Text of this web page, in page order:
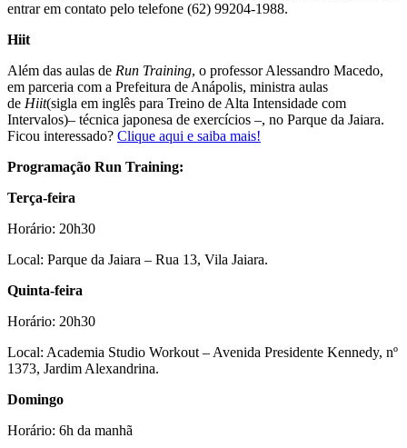
entrar em contato pelo telefone (62) 99204-1988.
Hiit
Além das aulas de Run Training, o professor Alessandro Macedo,
em parceria com a Prefeitura de Anápolis, ministra aulas
de Hiit(sigla em inglês para Treino de Alta Intensidade com
Intervalos)– técnica japonesa de exercícios –, no Parque da Jaiara.
Ficou interessado? Clique aqui e saiba mais!
Programação Run Training:
Terça-feira
Horário: 20h30
Local: Parque da Jaiara – Rua 13, Vila Jaiara.
Quinta-feira
Horário: 20h30
Local: Academia Studio Workout – Avenida Presidente Kennedy, nº
1373, Jardim Alexandrina.
Domingo
Horário: 6h da manhã